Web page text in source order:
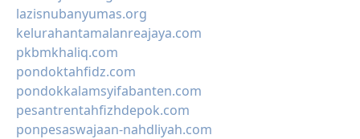
lazisnubanyumas.org
kelurahantamalanreajaya.com
pkbmkhaliq.com
pondoktahfidz.com
pondokkalamsyifabanten.com
pesantrentahfizhdepok.com
ponpesaswajaan-nahdliyah.com